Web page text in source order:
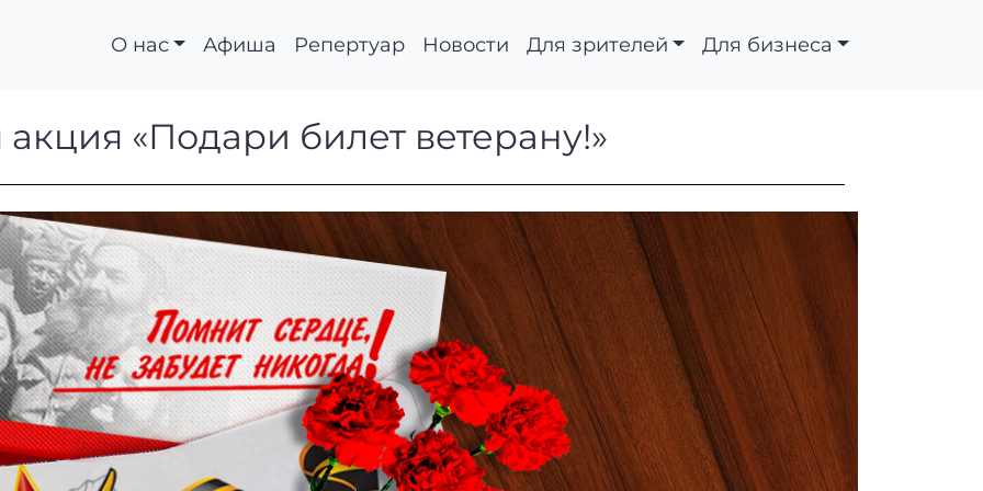
О нас Афиша Репертуар Новости Для зрителей Для бизнеса
акция «Подари билет ветерану!»
акция «Подари билет ветерану!»